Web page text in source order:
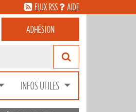
FLUX RSS AIDE
ADHÉSION
INFOS UTILES